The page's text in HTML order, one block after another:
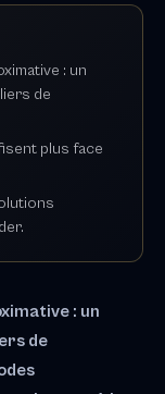
: un
de
plus face
: un
de